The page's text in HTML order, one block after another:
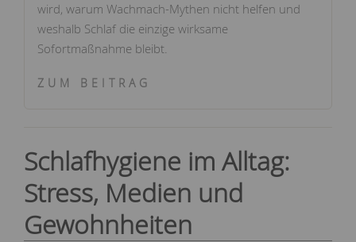
wird, warum Wachmach-Mythen nicht helfen und
weshalb Schlaf die einzige wirksame
Sofortmaßnahme bleibt.
ZUM BEITRAG
Schlafhygiene im Alltag:
Stress, Medien und
Gewohnheiten